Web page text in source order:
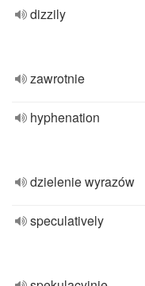
dizzily
zawrotnie
hyphenation
dzielenie wyrazów
speculatively